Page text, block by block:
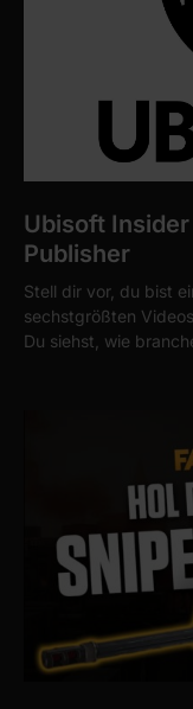
Ubisoft
Publisher
Stell dir vor, du bist
sechstgrößten
Du siehst, wie